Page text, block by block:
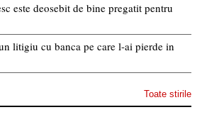
este deosebit de bine pregatit pentru
litigiu cu banca pe care l-ai pierde in
Toate stirile